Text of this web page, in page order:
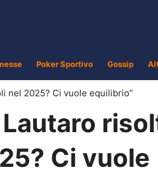
Poker Sportivo Gossip
nel 2025? Ci vuole equilibrio”
Ci vuole